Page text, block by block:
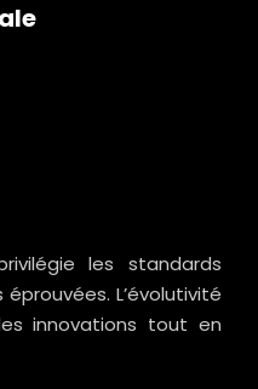
les standards
L’évolutivité
innovations tout en